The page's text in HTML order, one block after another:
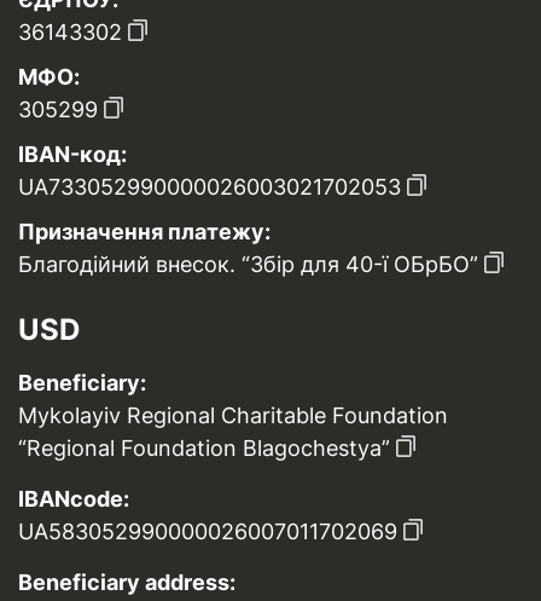
36143302
МФО:
305299
IBAN-код:
UA733052990000026003021702053
Призначення платежу:
Благодійний внесок. “Збір для 40-ї ОБрБО”
USD
Beneficiary:
Mykolayiv Regional Charitable Foundation
“Regional Foundation Blagochestya”
IBANcode:
UA583052990000026007011702069
Beneficiary address: